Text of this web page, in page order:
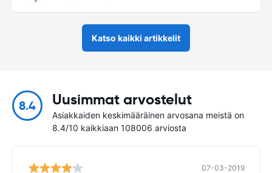
Katso kaikki artikkelit
8.4 Uusimmat arvostelut
Asiakkaiden keskimääräinen arvosana meistä on
8.4/10 kaikkiaan 108006 arviosta
07-03-2019